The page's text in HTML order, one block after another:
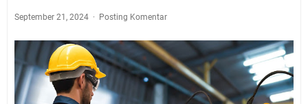
September 21, 2024 Posting Komentar